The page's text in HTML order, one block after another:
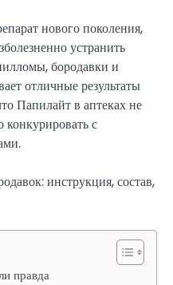
нового поколения,
устранить
бородавки и
отличные результаты
Папилайт в аптеках не
конкурировать с
правда